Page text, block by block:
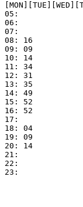
05:
06:
07:
08: 16
09: 09
10: 14
11: 34
12: 31
13: 35
14: 49
15: 52
16: 52
17:
18: 04
19: 09
20: 14
21:
22:
23: